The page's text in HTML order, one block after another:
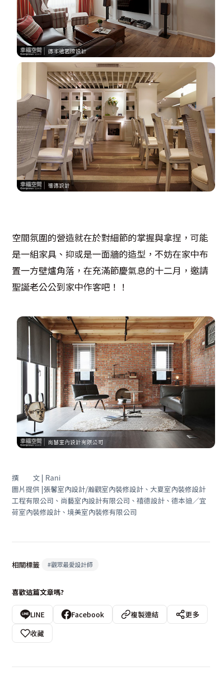
空間氛圍的營造就在於對細節的掌握與拿捏，可能
是一組家具、抑或是一面牆的造型，不妨在家中布
置一方壁爐角落，在充滿節慶氣息的十二月，邀請
聖誕老公公到家中作客吧！！
撰 文 | Rani
圖片提供 |張馨室內設計/瀚觀室內裝修設計、大夏室內裝修設計
工程有限公司、尚藝室內設計有限公司、禧德設計、德本迪／宜
荷室內裝修設計、境美室內裝修有限公司
相關標籤 #觀眾最愛設計師
喜歡這篇文章嗎?
LINE Facebook 複製連結
更多
收藏